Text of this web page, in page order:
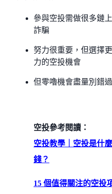
參與空投需做很多鏈
詐騙
努力很重要，但選擇
力的空投機會
但零嚕機會盡量別錯
空投參考閱讀：
空投教學｜空投是什
錢？
15 個值得關注的空投